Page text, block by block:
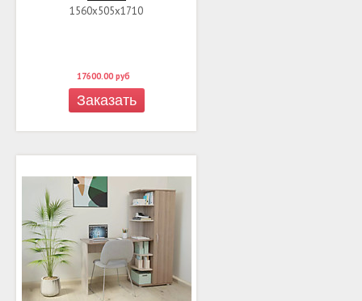
1560х505х1710
17600.00 руб
Заказать